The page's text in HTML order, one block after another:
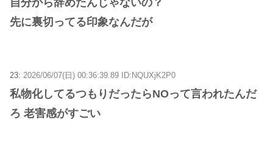
先に裏切ってる印象なんだが
23: 2026/06/07(日) 00:36:39.89 ID:NQUXjK2P0
私物化してるつもりだったらNOって言われたんだ
ろ 老害感がすごい